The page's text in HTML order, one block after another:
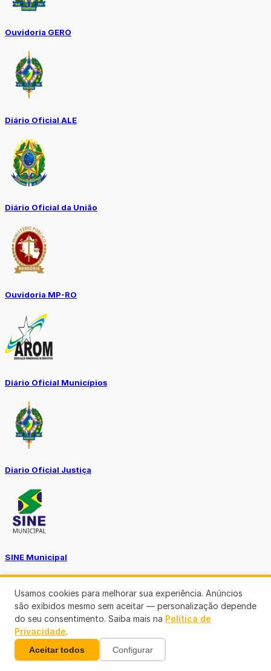
Ouvidoria GERO
Diário Oficial ALE
Diário Oficial da União
Ouvidoria MP-RO
Diário Oficial Municípios
Diario Oficial Justiça
SINE Municipal
Transparência Porto Velho
Usamos cookies para melhorar sua experiência. Anúncios
são exibidos mesmo sem aceitar — personalização depende
do seu consentimento. Saiba mais na Política de
Privacidade.
Aceitar todos Configurar